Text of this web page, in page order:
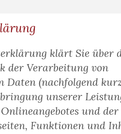
klärt Sie über
der Verarbeitung von
Daten (nachfolgend
unserer
und
Funktionen und